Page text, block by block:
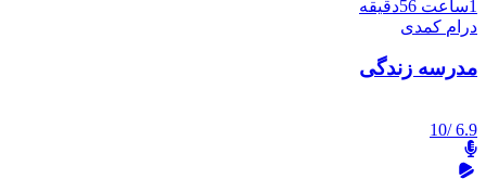
1ساعت 56دقیقه
درام کمدی
مدرسه زندگی
6.9
/10